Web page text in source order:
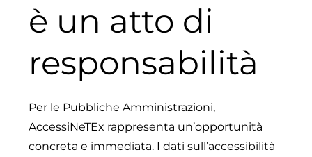
è un atto di
responsabilità
Per le Pubbliche Amministrazioni,
AccessiNeTEx rappresenta un’opportunità
concreta e immediata. I dati sull’accessibilità